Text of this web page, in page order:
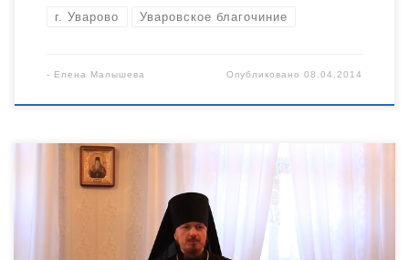
г. Уварово Уваровское благочиние
- Елена Малышева Опубликовано08.04.2014
Дорогие организаторы и участники конференции, я рад
приветствовать вас на сегодняшнем мероприятии в нашей
вновь образованной Уваровской епархии. К сожалению,
заботы по организации жизни новой епархии пока не